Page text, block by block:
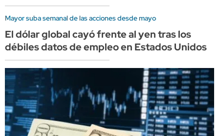
Mayor suba semanal de las acciones desde mayo
El dólar global cayó frente al yen tras los
débiles datos de empleo en Estados Unidos